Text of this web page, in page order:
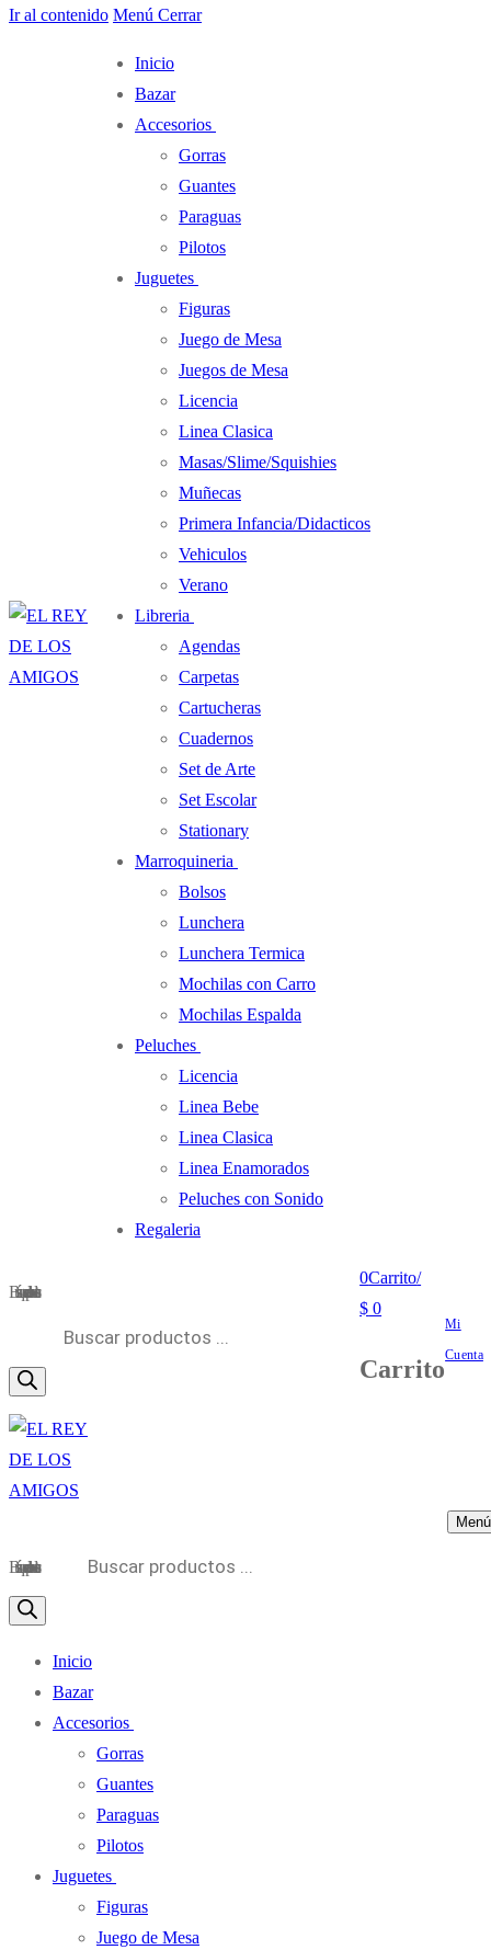
Ir al contenido Menú Cerrar
Inicio
Bazar
Accesorios
Gorras
Guantes
Paraguas
Pilotos
Juguetes
Figuras
Juego de Mesa
Juegos de Mesa
Licencia
Linea Clasica
Masas/Slime/Squishies
Muñecas
Primera Infancia/Didacticos
Vehiculos
Verano
Libreria
Agendas
Carpetas
Cartucheras
Cuadernos
Set de Arte
Set Escolar
Stationary
Marroquineria
Bolsos
Lunchera
Lunchera Termica
Mochilas con Carro
Mochilas Espalda
Peluches
Licencia
Linea Bebe
Linea Clasica
Linea Enamorados
Peluches con Sonido
Regaleria
Búsqueda de productos
0Carrito/
$ 0
Carrito
Mi
Cuenta
Menú
Búsqueda de productos
Inicio
Bazar
Accesorios
Gorras
Guantes
Paraguas
Pilotos
Juguetes
Figuras
Juego de Mesa